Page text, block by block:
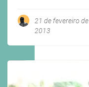
21 de fevereiro de
2013